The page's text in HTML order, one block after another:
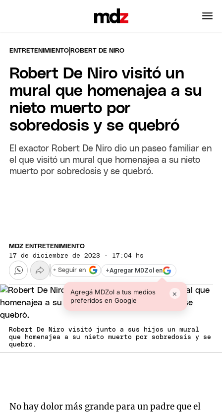
ENTRETENIMIENTO |ROBERT DE NIRO
Robert De Niro visitó un
mural que homenajea a su
nieto muerto por
sobredosis y se quebró
El exactor Robert De Niro dio un paseo familiar en
el que visitó un mural que homenajea a su nieto
muerto por sobredosis y se quebró.
MDZ ENTRETENIMIENTO
17 de diciembre de 2023 · 17:04 hs
+Agregar MDZol en
Agregá MDZol a tus medios
preferidos en Google
×
+ Seguir en
Robert De Niro visitó junto a sus hijos un mural
que homenajea a su nieto muerto por sobredosis y se
quebró.
No hay dolor más grande para un padre que el